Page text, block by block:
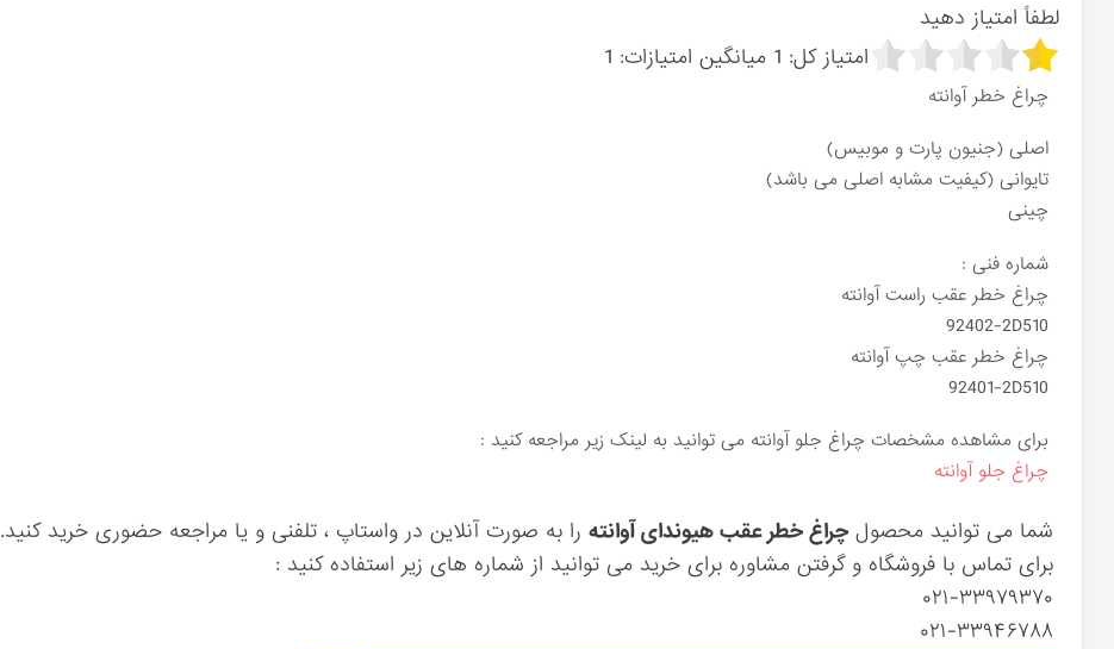
لطفاً امتیاز دهید
امتیاز کل: 1 میانگین امتیازات: 1
چراغ خطر آوانته
اصلی (جنیون پارت و موبیس)
تایوانی (کیفیت مشابه اصلی می باشد)
چینی
شماره فنی :
چراغ خطر عقب راست آوانته
92402-2D510
چراغ خطر عقب چپ آوانته
92401-2D510
برای مشاهده مشخصات چراغ جلو آوانته می توانید به لینک زیر مراجعه کنید :
چراغ جلو آوانته
شما می توانید محصولچراغ خطر عقب هیوندای آوانته را به صورت آنلاین در واستاپ ، تلفنی و یا مراجعه حضوری خرید کنید.
برای تماس با فروشگاه و گرفتن مشاوره برای خرید می توانید از شماره های زیر استفاده کنید :
۰۲۱-۳۳۹۷۹۳۷۰
۰۲۱-۳۳۹۴۶۷۸۸